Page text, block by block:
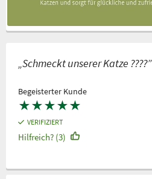
„Schmeckt unserer Katze ????”
Begeisterter Kunde
★★★★★
VERIFIZIERT
Hilfreich? (3)